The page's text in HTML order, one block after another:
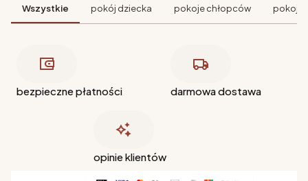
Wszystkie pokój dziecka pokoje chłopców pokoje
bezpieczne płatności darmowa dostawa
opinie klientów